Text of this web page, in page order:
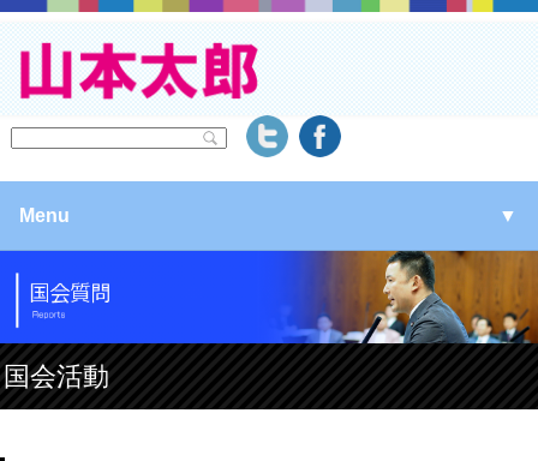
Menu ▼
▼
▼
▼
国会活動